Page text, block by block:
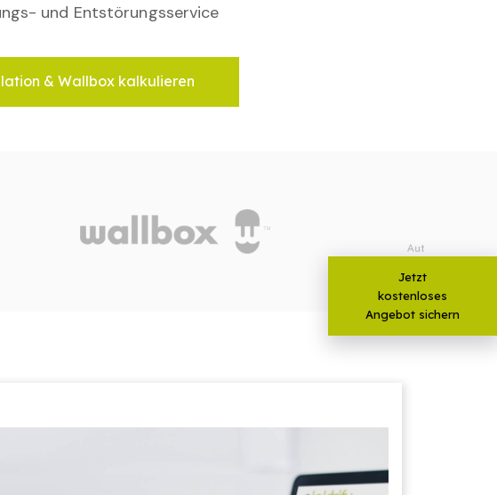
und Entstörungsservice
& Wallbox kalkulieren
Jetzt
kostenloses
Angebot sichern